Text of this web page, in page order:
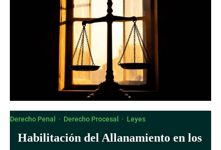
Derecho Penal · Derecho Procesal · Leyes
Habilitación del Allanamiento en los